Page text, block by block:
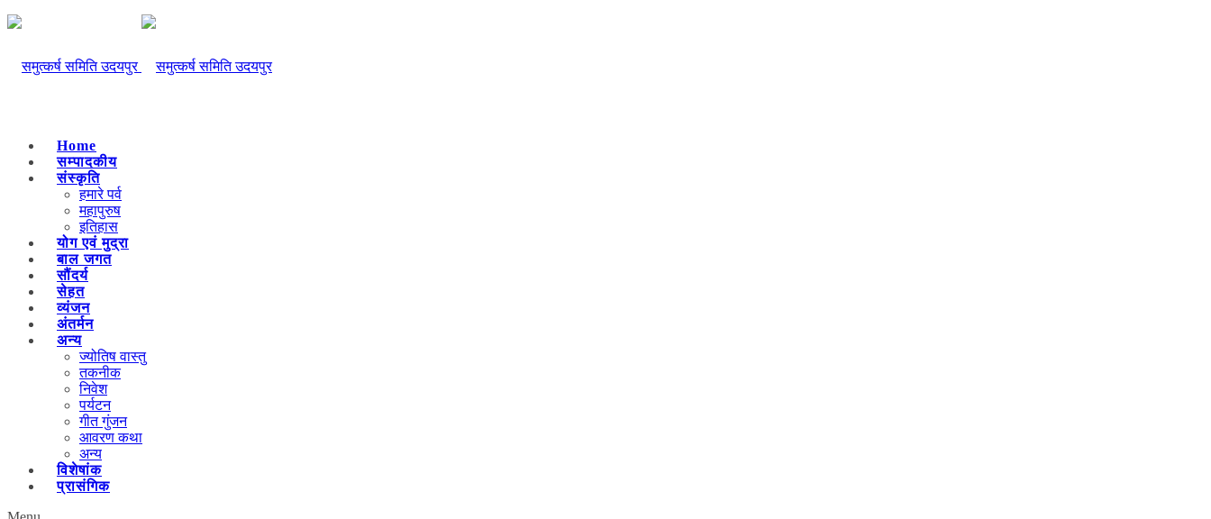
Home
सम्पादकीय
संस्कृति
हमारे पर्व
महापुरुष
इतिहास
योग एवं मुद्रा
बाल जगत
सौंदर्य
सेहत
व्यंजन
अंतर्मन
अन्य
ज्योतिष वास्तु
तकनीक
निवेश
पर्यटन
गीत गुंजन
आवरण कथा
अन्य
विशेषांक
प्रासंगिक